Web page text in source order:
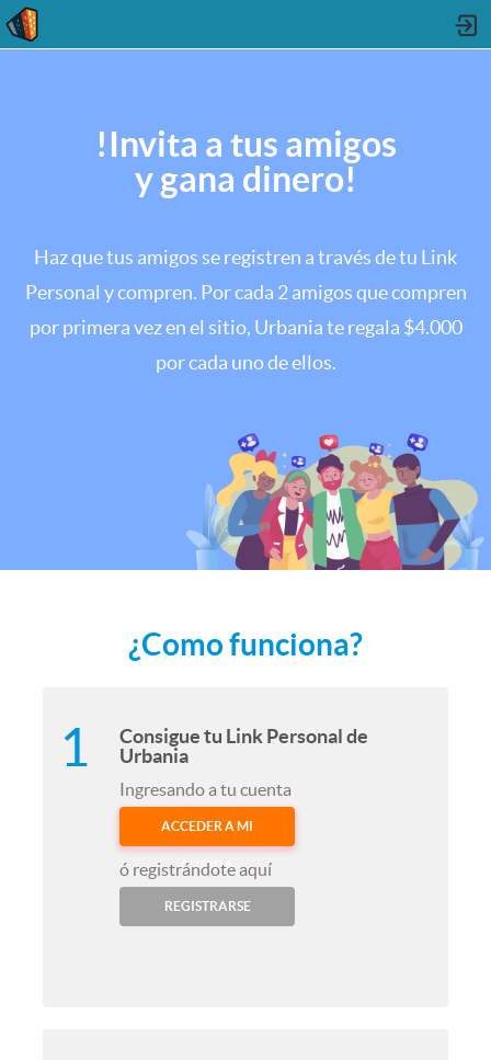
!Invita a tus amigos
y gana dinero!
Haz que tus amigos se registren a través de tu Link
Personal ycompren. Por cada 2 amigos que compren
por primera vez en el sitio, Urbania te regala $4.000
por cada uno de ellos.
¿Como funciona?
Consigue tu Link Personal de
Urbania
Ingresando a tu cuenta
ACCEDER A MI
CUENTA
ó registrándote aquí
REGISTRARSE